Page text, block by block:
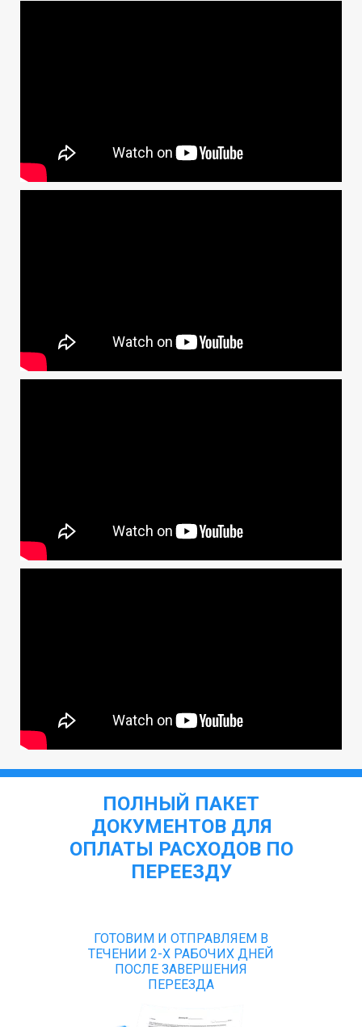
ПОЛНЫЙ ПАКЕТ
ДОКУМЕНТОВ ДЛЯ
ОПЛАТЫ РАСХОДОВ ПО
ПЕРЕЕЗДУ
ГОТОВИМ И ОТПРАВЛЯЕМ В
ТЕЧЕНИИ 2-Х РАБОЧИХ ДНЕЙ
ПОСЛЕ ЗАВЕРШЕНИЯ
ПЕРЕЕЗДА